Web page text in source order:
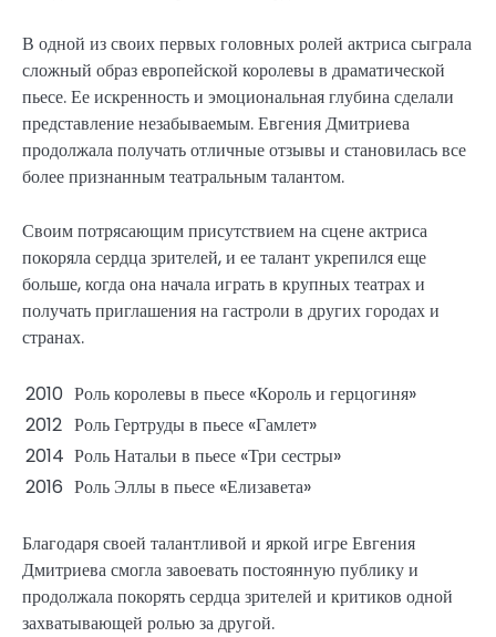
В одной из своих первых головных ролей актриса сыграла
сложный образ европейской королевы в драматической
пьесе. Ее искренность и эмоциональная глубина сделали
представление незабываемым. Евгения Дмитриева
продолжала получать отличные отзывы и становилась все
более признанным театральным талантом.
Своим потрясающим присутствием на сцене актриса
покоряла сердца зрителей, и ее талант укрепился еще
больше, когда она начала играть в крупных театрах и
получать приглашения на гастроли в других городах и
странах.
2010 Роль королевы в пьесе «Король и герцогиня»
2012 Роль Гертруды в пьесе «Гамлет»
2014 Роль Натальи в пьесе «Три сестры»
2016 Роль Эллы в пьесе «Елизавета»
Благодаря своей талантливой и яркой игре Евгения
Дмитриева смогла завоевать постоянную публику и
продолжала покорять сердца зрителей и критиков одной
захватывающей ролью за другой.